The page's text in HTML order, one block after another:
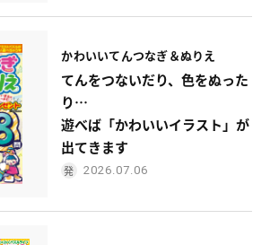
かわいいてんつなぎ＆ぬりえ
てんをつないだり、色をぬった
り…
遊べば「かわいいイラスト」が
出てきます
2026.07.06